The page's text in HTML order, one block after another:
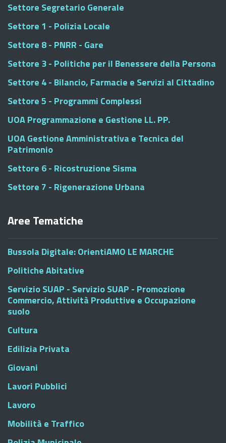
Settore Segretario Generale
Settore 1 - Polizia Locale
Settore 8 - PNRR - Gare
Settore 3 - Politiche per il Benessere della Persona
Settore 4 - Bilancio, Farmacie e Servizi al Cittadino
Settore 5 - Programmi Complessi
UOA Programmazione e Gestione LL. PP.
UOA Gestione Amministrativa e Tecnica del
Patrimonio
Settore 6 - Ricostruzione Sisma
Settore 7 - Rigenerazione Urbana
Aree Tematiche
Bussola Digitale: OrientiAMO LE MARCHE
Politiche Abitative
Servizio SUAP - Servizio SUAP - Promozione
Commercio, Attività Produttive e Occupazione
suolo
Cultura
Edilizia Privata
Giovani
Lavori Pubblici
Lavoro
Mobilità e Traffico